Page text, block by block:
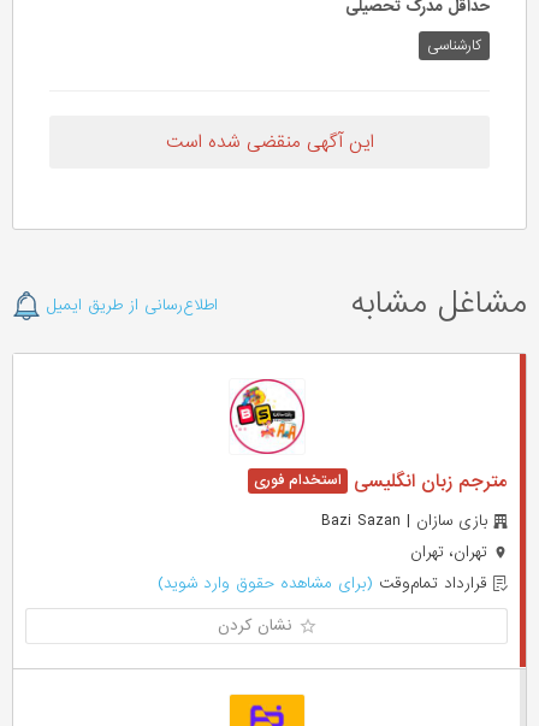
حداقل مدرک تحصیلی
کارشناسی
این آگهی منقضی شده است
مشاغل مشابه اطلاع‌رسانی از طریق ایمیل
مترجم زبان انگلیسی
بازی سازان | Bazi Sazan
تهران، تهران
قرارداد تمام‌وقت (برای مشاهده حقوق وارد شوید)
نشان کردن